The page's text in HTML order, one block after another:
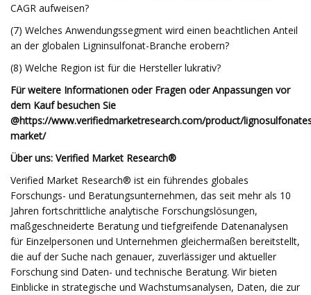
CAGR aufweisen?
(7) Welches Anwendungssegment wird einen beachtlichen Anteil
an der globalen Ligninsulfonat-Branche erobern?
(8) Welche Region ist für die Hersteller lukrativ?
Für weitere Informationen oder Fragen oder Anpassungen vor
dem Kauf besuchen Sie
@https://www.verifiedmarketresearch.com/product/
market/
Über uns: Verified Market Research®
Verified Market Research® ist ein führendes globales
Forschungs- und Beratungsunternehmen, das seit mehr als 10
Jahren fortschrittliche analytische Forschungslösungen,
maßgeschneiderte Beratung und tiefgreifende Datenanalysen
für Einzelpersonen und Unternehmen gleichermaßen bereitstellt,
die auf der Suche nach genauer, zuverlässiger und aktueller
Forschung sind Daten- und technische Beratung. Wir bieten
Einblicke in strategische und Wachstumsanalysen, Daten, die zur